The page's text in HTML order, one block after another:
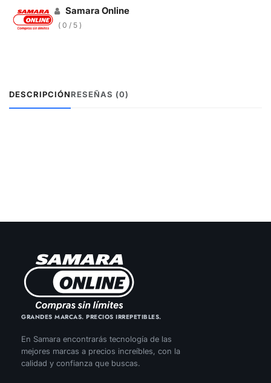
Samara Online
( 0 / 5 )
DESCRIPCIÓNRESEÑAS (0)
GRANDES MARCAS. PRECIOS IRREPETIBLES.
En Samara encontrarás tecnología de las
mejores marcas a precios increíbles, con la
calidad y confianza que buscas.